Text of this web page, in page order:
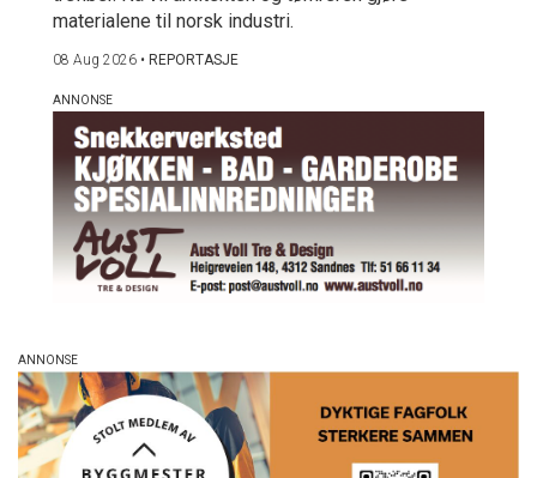
materialene til norsk industri.
08 Aug 2026 • REPORTASJE